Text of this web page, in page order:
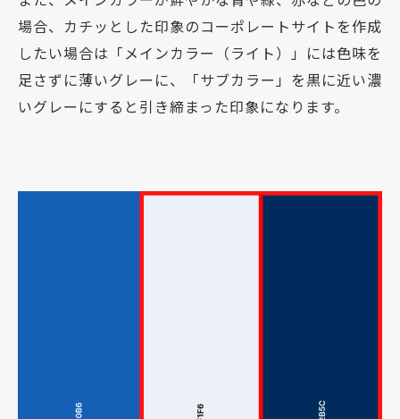
場合、カチッとした印象のコーポレートサイトを作成
したい場合は「メインカラー（ライト）」には色味を
足さずに薄いグレーに、「サブカラー」を黒に近い濃
いグレーにすると引き締まった印象になります。